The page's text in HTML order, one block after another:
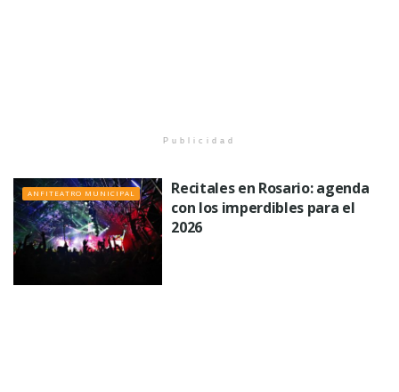
Publicidad
ANFITEATRO MUNICIPAL
Recitales en Rosario: agenda
con los imperdibles para el
2026